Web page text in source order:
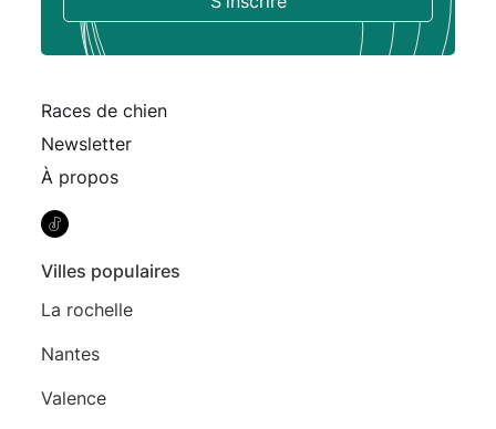
Races de chien
Newsletter
À propos
Villes populaires
La rochelle
Nantes
Valence